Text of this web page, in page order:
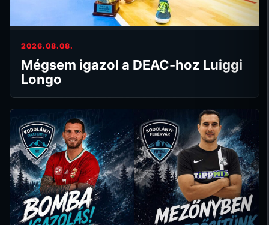
2026.08.08.
Mégsem igazol a DEAC-hoz Luiggi
Longo